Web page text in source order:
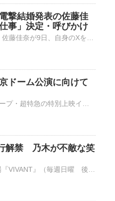
撃結婚発表の佐藤佳
事」決定・呼びかけ
ドーム公演に向けて
解禁 乃木が不敵な笑